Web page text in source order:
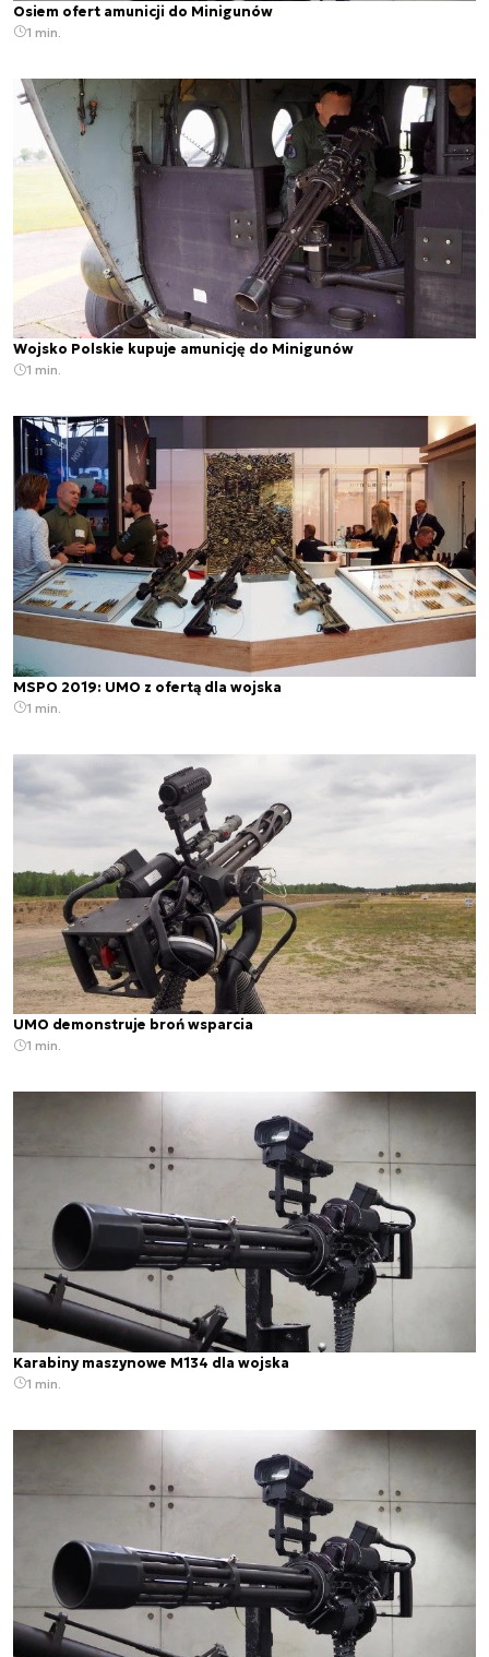
Osiem ofert amunicji do Minigunów
1 min.
Wojsko Polskie kupuje amunicję do Minigunów
1 min.
MSPO 2019: UMO z ofertą dla wojska
1 min.
UMO demonstruje broń wsparcia
1 min.
Karabiny maszynowe M134 dla wojska
1 min.